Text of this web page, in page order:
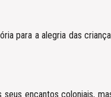
para a alegria das
seus encantos coloniais,